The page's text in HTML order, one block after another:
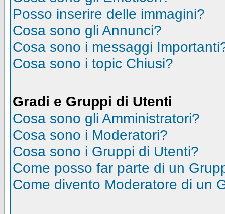
Posso inserire delle immagini?
Cosa sono gli Annunci?
Cosa sono i messaggi
Cosa sono i topic Chiusi?
Gradi e Gruppi di Utenti
Cosa sono gli Amministratori?
Cosa sono i Moderatori?
Cosa sono i Gruppi di Utenti?
Come posso far parte di un
Come divento Moderatore di un